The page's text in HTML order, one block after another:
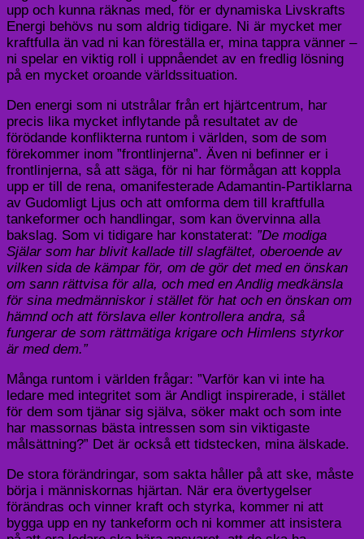
upp och kunna räknas med, för er dynamiska Livskrafts
Energi behövs nu som aldrig tidigare. Ni är mycket mer
kraftfulla än vad ni kan föreställa er, mina tappra vänner –
ni spelar en viktig roll i uppnåendet av en fredlig lösning
på en mycket oroande världssituation.
Den energi som ni utstrålar från ert hjärtcentrum, har
precis lika mycket inflytande på resultatet av de
förödande konflikterna runtom i världen, som de som
förekommer inom ”frontlinjerna”. Även ni befinner er i
frontlinjerna, så att säga, för ni har förmågan att koppla
upp er till de rena, omanifesterade Adamantin-Partiklarna
av Gudomligt Ljus och att omforma dem till kraftfulla
tankeformer och handlingar, som kan övervinna alla
bakslag. Som vi tidigare har konstaterat: ”De modiga
Själar som har blivit kallade till slagfältet, oberoende av
vilken sida de kämpar för, om de gör det med en önskan
om sann rättvisa för alla, och med en Andlig medkänsla
för sina medmänniskor i stället för hat och en önskan om
hämnd och att förslava eller kontrollera andra, så
fungerar de som rättmätiga krigare och Himlens styrkor
är med dem.”
Många runtom i världen frågar: ”Varför kan vi inte ha
ledare med integritet som är Andligt inspirerade, i stället
för dem som tjänar sig själva, söker makt och som inte
har massornas bästa intressen som sin viktigaste
målsättning?” Det är också ett tidstecken, mina älskade.
De stora förändringar, som sakta håller på att ske, måste
börja i människornas hjärtan. När era övertygelser
förändras och vinner kraft och styrka, kommer ni att
bygga upp en ny tankeform och ni kommer att insistera